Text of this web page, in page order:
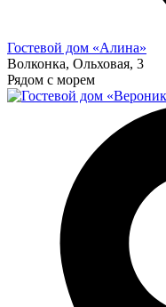
Гостевой дом «Алина»
Волконка, Ольховая, 3
Рядом с морем